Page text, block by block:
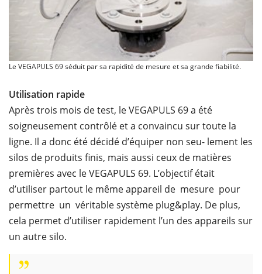
Le VEGAPULS 69 séduit par sa rapidité de mesure et sa grande fiabilité.
Utilisation rapide
Après trois mois de test, le VEGAPULS 69 a été
soigneusement contrôlé et a convaincu sur toute la
ligne. Il a donc été décidé d’équiper non seu- lement les
silos de produits finis, mais aussi ceux de matières
premières avec le VEGAPULS 69. L’objectif était
d’utiliser partout le même appareil de mesure pour
permettre un véritable système plug&play. De plus,
cela permet d’utiliser rapidement l’un des appareils sur
un autre silo.